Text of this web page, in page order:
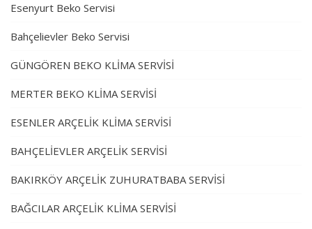
Esenyurt Beko Servisi
Bahçelievler Beko Servisi
GÜNGÖREN BEKO KLİMA SERVİSİ
MERTER BEKO KLİMA SERVİSİ
ESENLER ARÇELİK KLİMA SERVİSİ
BAHÇELİEVLER ARÇELİK SERVİSİ
BAKIRKÖY ARÇELİK ZUHURATBABA SERVİSİ
BAĞCILAR ARÇELİK KLİMA SERVİSİ